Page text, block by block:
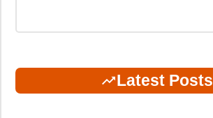
Latest Posts